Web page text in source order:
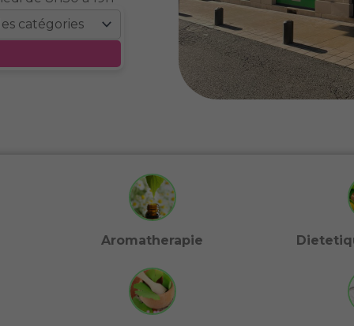
Aromatherapie